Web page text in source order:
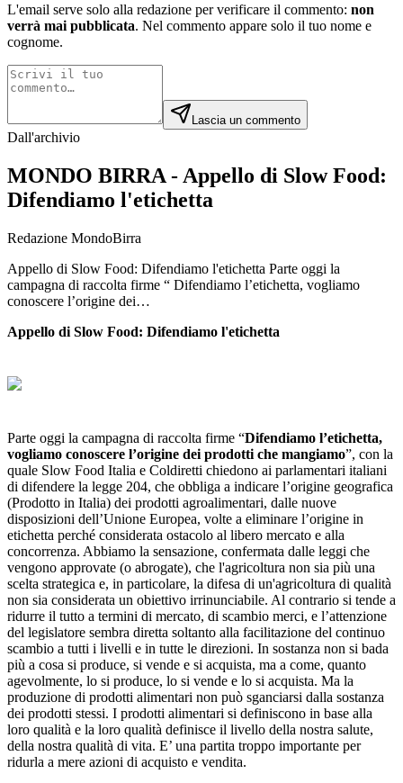
L'email serve solo alla redazione per verificare il commento: non
verrà mai pubblicata. Nel commento appare solo il tuo nome e
cognome.
Lascia un commento
Dall'archivio
MONDO BIRRA - Appello di Slow Food:
Difendiamo l'etichetta
Redazione MondoBirra
Appello di Slow Food: Difendiamo l'etichetta Parte oggi la
campagna di raccolta firme “ Difendiamo l’etichetta, vogliamo
conoscere l’origine dei…
Appello di Slow Food: Difendiamo l'etichetta
Parte oggi la campagna di raccolta firme “Difendiamo l’etichetta,
vogliamo conoscere l’origine dei prodotti che mangiamo”, con la
quale Slow Food Italia e Coldiretti chiedono ai parlamentari italiani
di difendere la legge 204, che obbliga a indicare l’origine geografica
(Prodotto in Italia) dei prodotti agroalimentari, dalle nuove
disposizioni dell’Unione Europea, volte a eliminare l’origine in
etichetta perché considerata ostacolo al libero mercato e alla
concorrenza. Abbiamo la sensazione, confermata dalle leggi che
vengono approvate (o abrogate), che l'agricoltura non sia più una
scelta strategica e, in particolare, la difesa di un'agricoltura di qualità
non sia considerata un obiettivo irrinunciabile. Al contrario si tende a
ridurre il tutto a termini di mercato, di scambio merci, e l’attenzione
del legislatore sembra diretta soltanto alla facilitazione del continuo
scambio a tutti i livelli e in tutte le direzioni. In sostanza non si bada
più a cosa si produce, si vende e si acquista, ma a come, quanto
agevolmente, lo si produce, lo si vende e lo si acquista. Ma la
produzione di prodotti alimentari non può sganciarsi dalla sostanza
dei prodotti stessi. I prodotti alimentari si definiscono in base alla
loro qualità e la loro qualità definisce il livello della nostra salute,
della nostra qualità di vita. E’ una partita troppo importante per
ridurla a mere azioni di acquisto e vendita.